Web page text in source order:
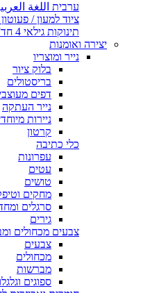
ערבית اللغة
ציוד למעון / פעוטון - גילאי
תינוקות גילאי 4 חד' - שנה
יצירה ואומנות
נייר ומוצריו
בלוק ציור
בריסטולים
דפים
נייר העתקה
ניירות
קרטון
כלי כתיבה
עפרונות
עטים
טושים
מחקים
סרגלים
גירים
צבעים מכחולים
צבעים
מכחולים
מברשות
ספוגים